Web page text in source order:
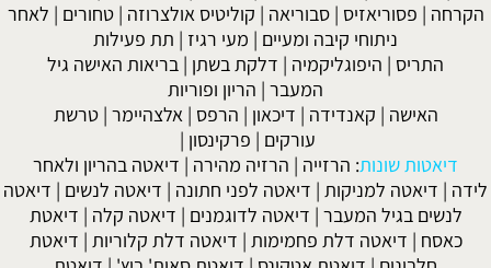
הקרחה | פסוריאזיס |סבוריאה | קוליטיס אולצרוזה |טחורים | לאחר
ניתוחי קיבה ומעיים | מעי רגיז | תת פעילות
התריס | היפוגליקמיה | דלקת בשתן | בריאות האישה גיל
המעבר | הריון ופוריות
האישה | קאנדידה | דיכאון | הרפס | אלצהיימר |טרשת
עורקים | פרקינסון |
דיאטות שונות: הרזייה | הרזיה מהירה | דיאטה בהריון ולאחר
לידה | דיאטה למניקות | דיאטה לפני חתונה | דיאטה לנשים | דיאטה
לנשים בגיל המעבר | דיאטה לדוגמנים | דיאטה קלה | דיאטת
כאסח | דיאטה דלת פחמימות | דיאטה דלת קלוריות | דיאטת